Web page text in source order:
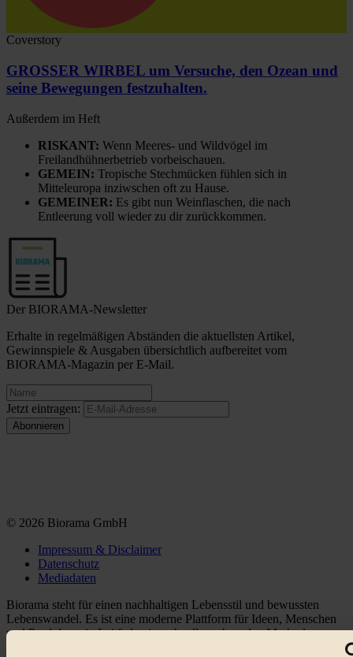
Coverstory
GROSSER WIRBEL um Versuche, den Ozean und
seine Bewegungen festzuhalten.
Außerdem im Heft
RISKANT: Wenn Meeres- und Wildvögel im
Freilandhühnerbetrieb vorbeischauen.
GEMEIN: Tropische Stechmücken fühlen sich in
Mitteleuropa inziwschen oft zu Hause.
GEMEINER: Es gibt nun Weinflaschen, die nach
Entleerung voll wieder zu dir zurückkommen.
Der BIORAMA-Newsletter
Erhalte in regelmäßigen Abständen die aktuellsten Artikel,
Gewinnspiele & Ausgaben übersichtlich aufbereitet vom
BIORAMA-Magazin per E-Mail.
Jetzt eintragen:
© 2026 Biorama GmbH
Impressum & Disclaimer
Datenschutz
Mediadaten
Biorama steht für einen nachhaltigen Lebensstil und bewussten
Lebenswandel. Es ist eine moderne Plattform für Ideen, Menschen
und Produkte, ein Leitfaden im schnell wachsenden Markt des